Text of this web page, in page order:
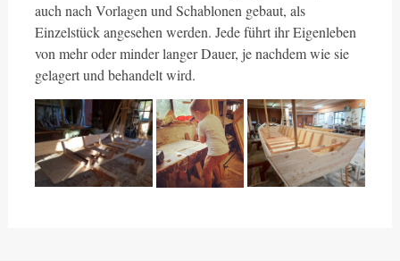
auch nach Vorlagen und Schablonen gebaut, als
Einzelstück angesehen werden. Jede führt ihr Eigenleben
von mehr oder minder langer Dauer, je nachdem wie sie
gelagert und behandelt wird.